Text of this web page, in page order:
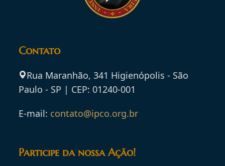
Contato
Rua Maranhão, 341 Higienópolis - São
Paulo - SP | CEP: 01240-001
E-mail: contato@ipco.org.br
Participe da nossa Ação!